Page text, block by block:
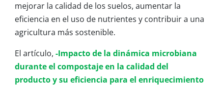
mejorar la calidad de los suelos, aumentar la
eficiencia en el uso de nutrientes y contribuir a una
agricultura más sostenible.
El artículo, -Impacto de la dinámica microbiana
durante el compostaje en la calidad del
producto y su eficiencia para el enriquecimiento